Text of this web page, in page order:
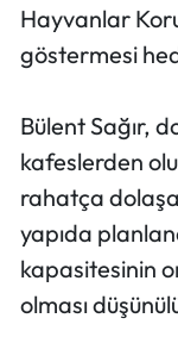
Hayvanlar
göstermesi
Bülent Sağır,
kafeslerden
rahatça
yapıda
kapasitesinin
olması